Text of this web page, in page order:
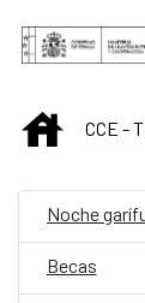
Saltar al
INICIO
CCE -
Noche
Becas